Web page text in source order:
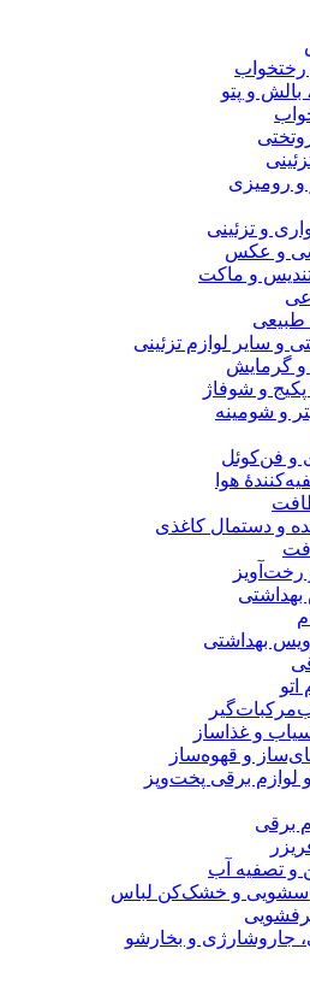
بالش و پتو
و رومیزی
و تزئینی
و عکس
و ماکت
طبیعی
و سایر لوازم تزئینی
و گرمایش
پکیج و شوفاژ
و شومینه
و فن‌کوئل
هوا
و دستمال کاغذی
بهداشتی
اتو
و غذاساز
و قهوه‌ساز
لوازم برقی پخت‌وپز
برقی
و تصفیه آب
و خشک‌کن لباس
جاروشارژی و بخارشو